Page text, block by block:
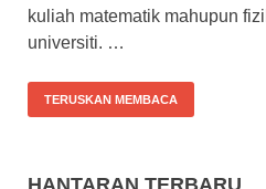
kuliah matematik mahupun
universiti. …
TERUSKAN MEMBACA
HANTARAN TERBARU